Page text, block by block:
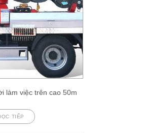
làm việc trên cao 50m
TIẾP